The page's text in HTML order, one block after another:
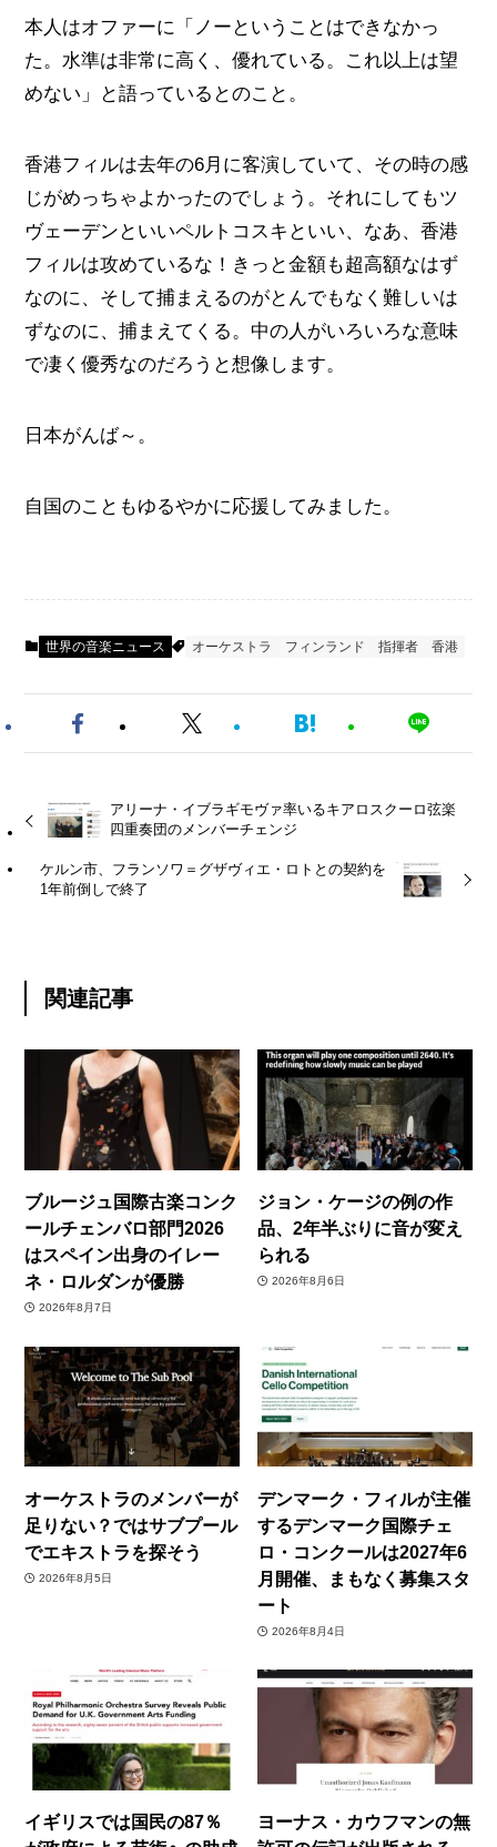
本人はオファーに「ノーということはできなかっ
た。水準は非常に高く、優れている。これ以上は望
めない」と語っているとのこと。
香港フィルは去年の6月に客演していて、その時の感
じがめっちゃよかったのでしょう。それにしてもツ
ヴェーデンといいペルトコスキといい、なあ、香港
フィルは攻めているな！きっと金額も超高額なはず
なのに、そして捕まえるのがとんでもなく難しいは
ずなのに、捕まえてくる。中の人がいろいろな意味
で凄く優秀なのだろうと想像します。
日本がんば～。
自国のこともゆるやかに応援してみました。
世界の音楽ニュース オーケストラ フィンランド 指揮者 香港
アリーナ・イブラギモヴァ率いるキアロスクーロ弦楽
四重奏団のメンバーチェンジ
ケルン市、フランソワ＝グザヴィエ・ロトとの契約を
1年前倒しで終了
関連記事
ブルージュ国際古楽コンク
ールチェンバロ部門2026
はスペイン出身のイレー
ネ・ロルダンが優勝
2026年8月7日
ジョン・ケージの例の作
品、2年半ぶりに音が変え
られる
2026年8月6日
オーケストラのメンバーが
足りない？ではサブプール
でエキストラを探そう
2026年8月5日
デンマーク・フィルが主催
するデンマーク国際チェ
ロ・コンクールは2027年6
月開催、まもなく募集スタ
ート
2026年8月4日
イギリスでは国民の87％
ヨーナス・カウフマンの無